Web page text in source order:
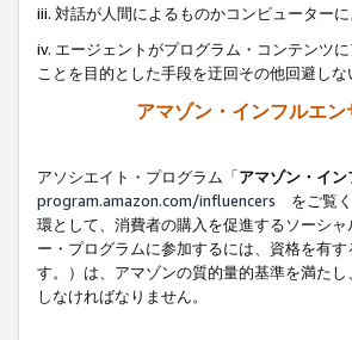
iii. 対話が人間によるものかコンピューター
iv. エージェントがプログラム・コンテンツ
ことを目的とした手段を迂回その他回避しな
アマゾン・インフルエ
アソシエイト・プログラム「アマゾン・イ
program.amazon.com/influencers をご覧く
環として、消費者の購入を促進するソーシ
ー・プログラムに参加するには、資格を有
す。）は、アマゾンの質的量的基準を満たし
しなければなりません。